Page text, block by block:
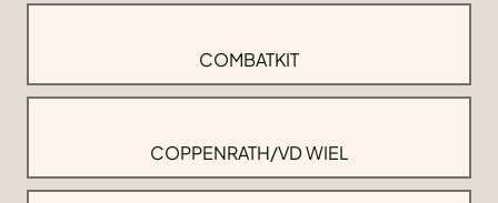
COMBATKIT
COPPENRATH/VD WIEL